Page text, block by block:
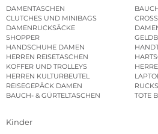
DAMENTASCHEN
CLUTCHES UND MINIBAGS
DAMENRUCKSÄCKE
SHOPPER
HANDSCHUHE DAMEN
HERREN REISETASCHEN
KOFFER UND TROLLEYS
HERREN KULTURBEUTEL
REISEGEPÄCK DAMEN
BAUCH- & GÜRTELTASCHEN
TOTE
Kinder